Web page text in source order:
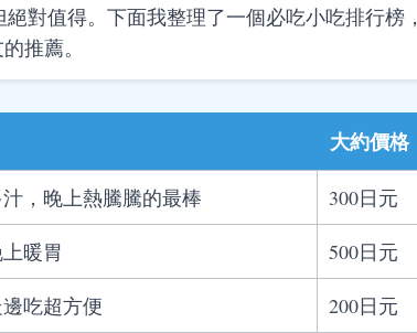
對值得。下面我整理了一個必吃小吃排行榜，
推薦。
大約價格
，晚上熱騰騰的最棒 300日元
暖胃 500日元
吃超方便 200日元